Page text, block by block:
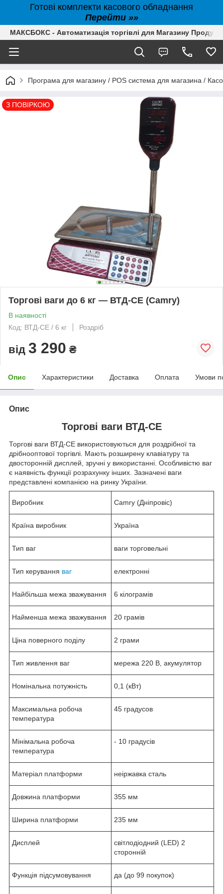
Готові комплекти касового обладнання
Перейти »»
МАКСБОКС - Автоматизація торгівлі для Магазину
Програма для магазину / POS система для магазина /
З ПОВІРКОЮ
Торгові ваги до 6 кг — ВТД-СЕ (Camry)
В наявності
Код: ВТД-СЕ / 6 кг
Роздріб
від 3 290 ₴
Опис Характеристики Доставка Оплата Умови
Опис
Торгові ваги ВТД-СЕ
Торгові ваги ВТД-СЕ використовуються для роздрібної та
дрібнооптової торгівлі. Мають розширену клавіатуру та
двосторонній дисплей, зручні у використанні. Особливістю ваг
є наявність функції розрахунку інших. Зазначені ваги
представлені компанією на ринку України.
Виробник Camry (Дніпровіс)
Країна виробник Україна
Тип ваг ваги торговельні
Тип керування ваг електронні
Найбільша межа зважування 6 кілограмів
Найменша межа зважування 20 грамів
Ціна поверного поділу 2 грами
Тип живлення ваг мережа 220 В, акумулятор
Номінальна потужність 0,1 (кВт)
Максимальна робоча
температура
45 градусов
Мінімальна робоча
температура
- 10 градусів
Матеріал платформи неіржавка сталь
Довжина платформи 355 мм
Ширина платформи 235 мм
Дисплей
світлодіодний (LED) 2
сторонній
Функція підсумовування да (до 99 покупок)